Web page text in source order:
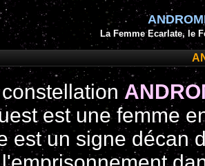
La Femme Ecarlate, le
est une femme
est un signe décan